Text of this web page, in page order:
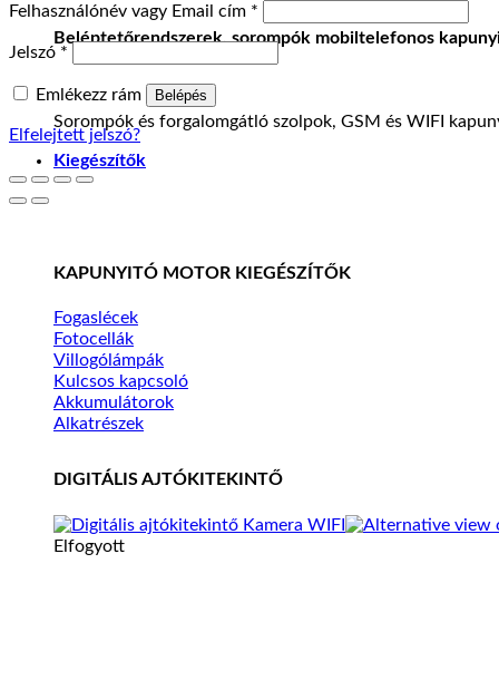
Beléptetőrendszerek, sorompók mobiltelefonos
Sorompók és forgalomgátló szolpok, GSM és WIFI
Kiegészítők
KAPUNYITÓ MOTOR KIEGÉSZÍTŐK
Fogaslécek
Fotocellák
Villogólámpák
Kulcsos kapcsoló
Akkumulátorok
Alkatrészek
DIGITÁLIS AJTÓKITEKINTŐ
Elfogyott
Felhasználónév vagy Email cím *
Jelszó *
Emlékezz rám Belépés
Elfelejtett jelszó?